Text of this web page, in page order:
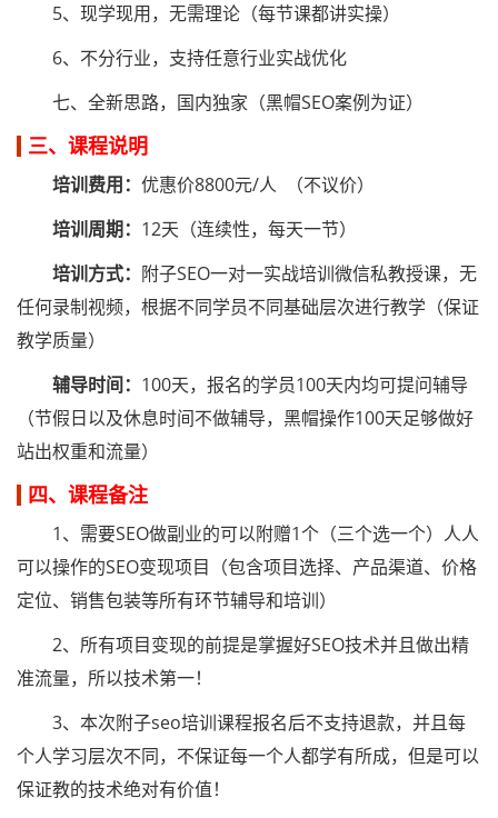
5、现学现用，无需理论（每节课都讲实操）
6、不分行业，支持任意行业实战优化
七、全新思路，国内独家（黑帽SEO案例为证）
三、课程说明
培训费用： 优惠价8800元/人 （不议价）
培训周期： 12天（连续性，每天一节）
培训方式： 附子SEO一对一实战培训微信私教授课，无
任何录制视频，根据不同学员不同基础层次进行教学（保证
教学质量）
辅导时间： 100天，报名的学员100天内均可提问辅导
（节假日以及休息时间不做辅导，黑帽操作100天足够做好
站出权重和流量）
四、课程备注
1、需要SEO做副业的可以附赠1个（三个选一个）人人
可以操作的SEO变现项目（包含项目选择、产品渠道、价格
定位、销售包装等所有环节辅导和培训）
2、所有项目变现的前提是掌握好SEO技术并且做出精
准流量，所以技术第一！
3、本次附子seo培训课程报名后不支持退款，并且每
个人学习层次不同，不保证每一个人都学有所成，但是可以
保证教的技术绝对有价值！